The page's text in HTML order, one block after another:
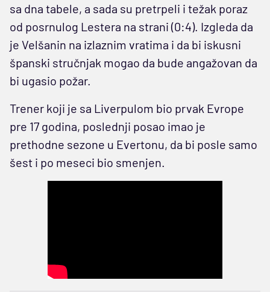
sa dna tabele, a sada su pretrpeli i težak poraz
od posrnulog Lestera na strani (0:4). Izgleda da
je Velšanin na izlaznim vratima i da bi iskusni
španski stručnjak mogao da bude angažovan da
bi ugasio požar.
Trener koji je sa Liverpulom bio prvak Evrope
pre 17 godina, poslednji posao imao je
prethodne sezone u Evertonu, da bi posle samo
šest i po meseci bio smenjen.